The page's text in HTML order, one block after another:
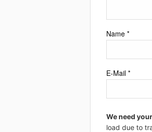
Name *
E-Mail *
We need
load due to